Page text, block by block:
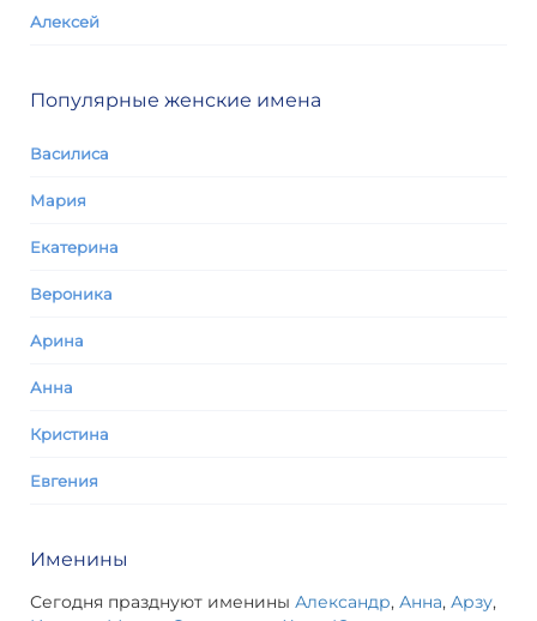
Алексей
Популярные женские имена
Василиса
Мария
Екатерина
Вероника
Арина
Анна
Кристина
Евгения
Именины
Сегодня празднуют именины Александр, Анна, Арзу,